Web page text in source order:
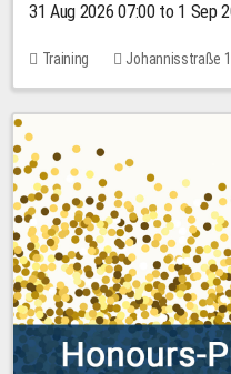
31 Aug 2026 07:00 to 1 Sep
Training
Johannisstraße
No free places
30.00 EUR